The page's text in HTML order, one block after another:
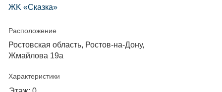
ЖK «Сказка»
Расположение
Ростовская область, Ростов-на-Дону,
Жмайлова 19а
Характеристики